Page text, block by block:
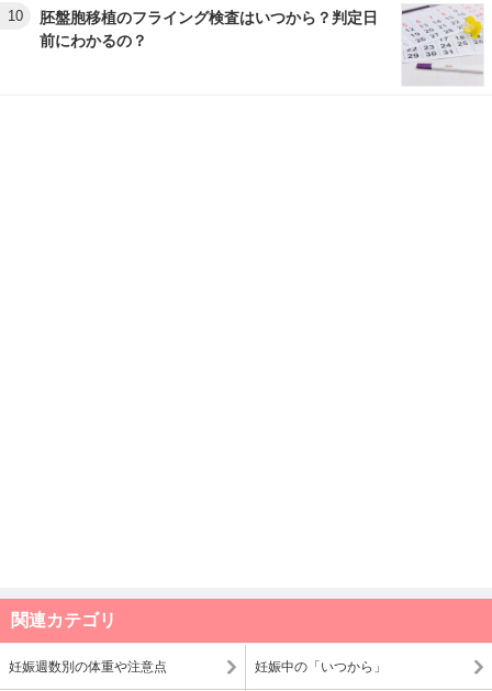
10
胚盤胞移植のフライング検査はいつから？判定日
前にわかるの？
関連カテゴリ
妊娠週数別の体重や注意点 妊娠中の「いつから」